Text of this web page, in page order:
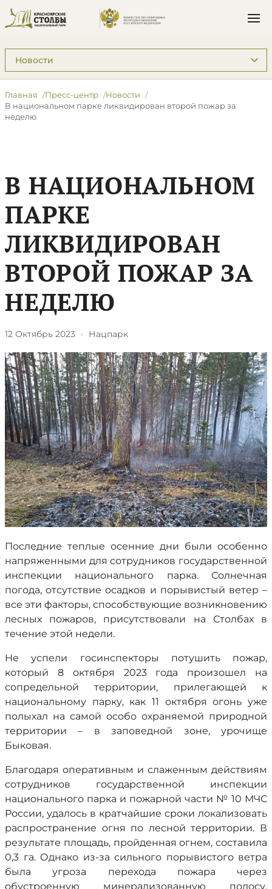
Подразделы: Пресс-центр
Главная Пресс-центр
Новости
В национальном парке ликвидирован второй пожар за
неделю
В НАЦИОНАЛЬНОМ
ПАРКЕ
ЛИКВИДИРОВАН
ВТОРОЙ ПОЖАР ЗА
НЕДЕЛЮ
12 Октябрь 2023 · Нацпарк
Последние теплые осенние дни были особенно
напряженными для сотрудников государственной
инспекции национального парка. Солнечная
погода, отсутствие осадков и порывистый ветер –
все эти факторы, способствующие возникновению
лесных пожаров, присутствовали на Столбах в
течение этой недели.
Не успели госинспекторы потушить пожар,
который 8 октября 2023 года произошел на
сопредельной территории, прилегающей к
национальному парку, как 11 октября огонь уже
полыхал на самой особо охраняемой природной
территории – в заповедной зоне, урочище
Быковая.
Благодаря оперативным и слаженным действиям
сотрудников государственной инспекции
национального парка и пожарной части № 10 МЧС
России, удалось в кратчайшие сроки локализовать
распространение огня по лесной территории. В
результате площадь, пройденная огнем, составила
0,3 га. Однако из-за сильного порывистого ветра
была угроза перехода пожара через
обустроенную минерализованную полосу.